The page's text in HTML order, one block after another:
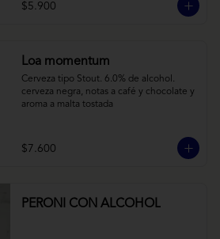
$5.900
Loa momentum
Cerveza tipo Stout. 6.0% de alcohol.
cerveza negra, notas a café y chocolate y
aroma a malta tostada
$7.600
PERONI CON ALCOHOL